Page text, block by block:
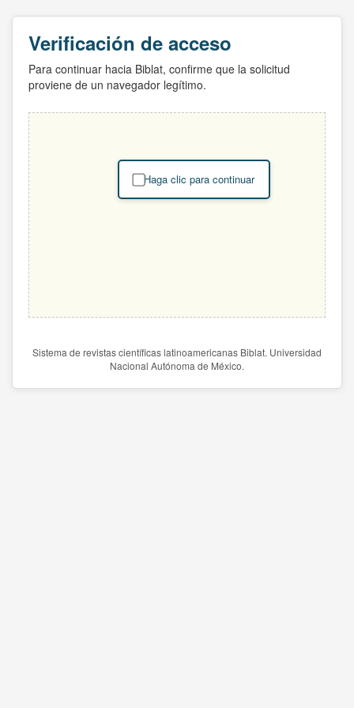
Verificación de acceso
Para continuar hacia Biblat, confirme que la solicitud
proviene de un navegador legítimo.
Haga clic para continuar
Sistema de revistas científicas latinoamericanas Biblat. Universidad
Nacional Autónoma de México.